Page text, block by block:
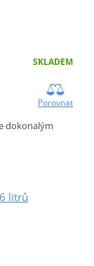
SKLADEM
Porovnat
dokonalým
litrů